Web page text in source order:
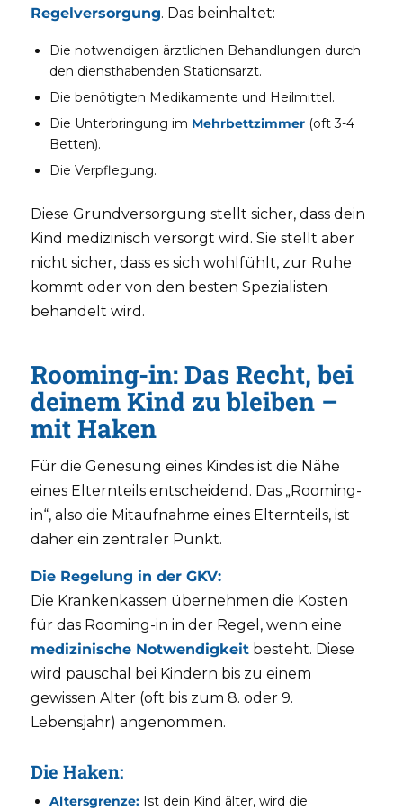
Regelversorgung. Das beinhaltet:
Die notwendigen ärztlichen Behandlungen durch
den diensthabenden Stationsarzt.
Die benötigten Medikamente und Heilmittel.
Die Unterbringung im Mehrbettzimmer(oft 3-4
Betten).
Die Verpflegung.
Diese Grundversorgung stellt sicher, dass dein
Kind medizinisch versorgt wird. Sie stellt aber
nicht sicher, dass es sich wohlfühlt, zur Ruhe
kommt oder von den besten Spezialisten
behandelt wird.
Rooming-in: Das Recht, bei
deinem Kind zu bleiben –
mit Haken
Für die Genesung eines Kindes ist die Nähe
eines Elternteils entscheidend. Das „Rooming-
in“, also die Mitaufnahme eines Elternteils, ist
daher ein zentraler Punkt.
Die Regelung in der GKV:
Die Krankenkassen übernehmen die Kosten
für das Rooming-in in der Regel, wenn eine
medizinische Notwendigkeitbesteht. Diese
wird pauschal bei Kindern bis zu einem
gewissen Alter (oft bis zum 8. oder 9.
Lebensjahr) angenommen.
Die Haken:
Altersgrenze:Ist dein Kind älter, wird die